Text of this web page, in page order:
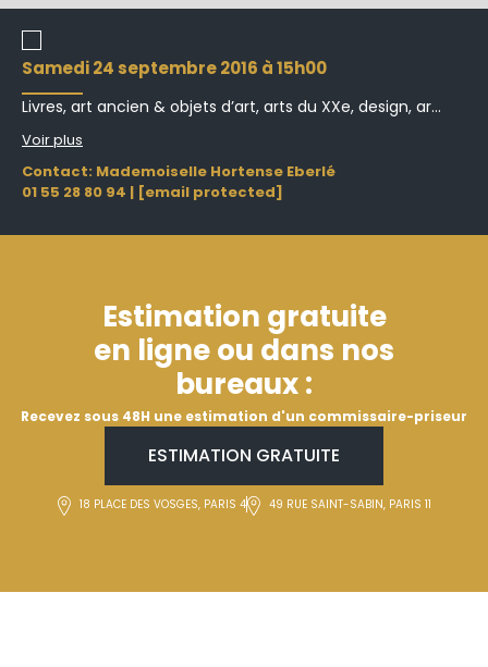
samedi 24 septembre 2016 à 15h00
Livres, art ancien & objets d’art, arts du XXe, design, ar...
Voir plus
Contact: Mademoiselle Hortense Eberlé
01 55 28 80 94 | [email protected]
Estimation gratuite
en ligne ou dans nos
bureaux :
Recevez sous 48H une estimation d'un commissaire-priseur
ESTIMATION GRATUITE
18 PLACE DES VOSGES, PARIS 4 49 RUE SAINT-SABIN, PARIS 11